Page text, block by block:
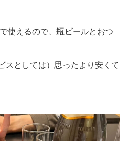
使えるので、瓶ビールとおつ
スとしては）思ったより安くて